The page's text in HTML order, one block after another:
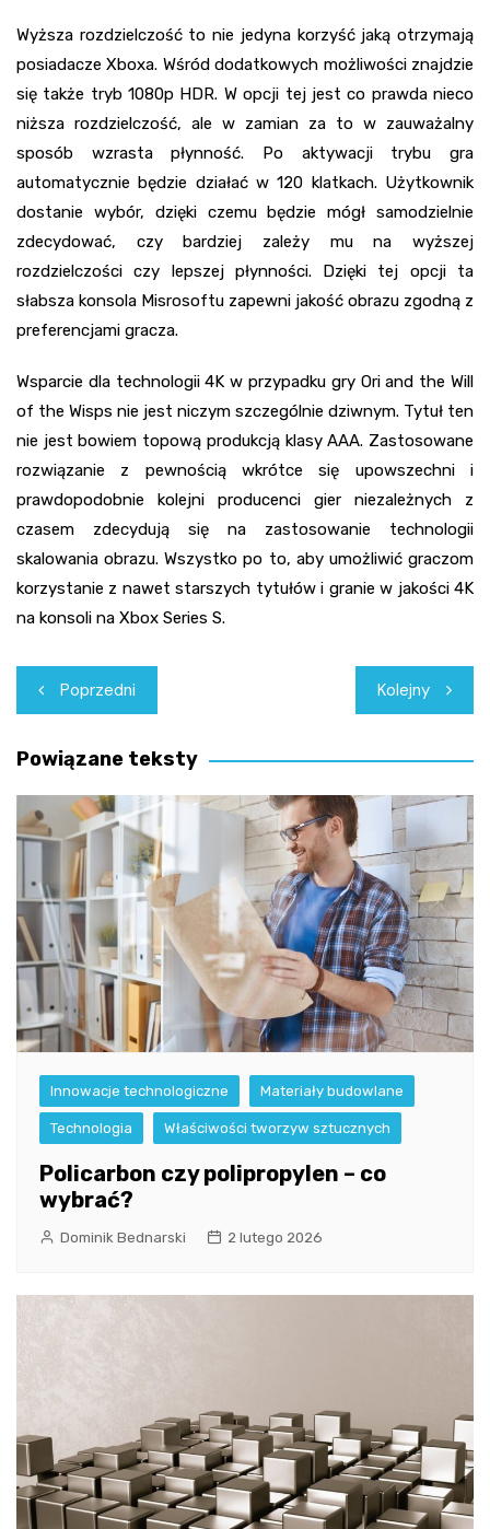
Wyższa rozdzielczość to nie jedyna korzyść jaką otrzymają
posiadacze Xboxa. Wśród dodatkowych możliwości znajdzie
się także tryb 1080p HDR. W opcji tej jest co prawda nieco
niższa rozdzielczość, ale w zamian za to w zauważalny
sposób wzrasta płynność. Po aktywacji trybu gra
automatycznie będzie działać w 120 klatkach. Użytkownik
dostanie wybór, dzięki czemu będzie mógł samodzielnie
zdecydować, czy bardziej zależy mu na wyższej
rozdzielczości czy lepszej płynności. Dzięki tej opcji ta
słabsza konsola Misrosoftu zapewni jakość obrazu zgodną z
preferencjami gracza.
Wsparcie dla technologii 4K w przypadku gry Ori and the Will
of the Wisps nie jest niczym szczególnie dziwnym. Tytuł ten
nie jest bowiem topową produkcją klasy AAA. Zastosowane
rozwiązanie z pewnością wkrótce się upowszechni i
prawdopodobnie kolejni producenci gier niezależnych z
czasem zdecydują się na zastosowanie technologii
skalowania obrazu. Wszystko po to, aby umożliwić graczom
korzystanie z nawet starszych tytułów i granie w jakości 4K
na konsoli na Xbox Series S.
Nawigacja
wpisu
Poprzedni Kolejny
Powiązane teksty
Innowacje technologiczne Materiały budowlane
Technologia Właściwości tworzyw sztucznych
Policarbon czy polipropylen – co
wybrać?
Dominik Bednarski 2 lutego 2026